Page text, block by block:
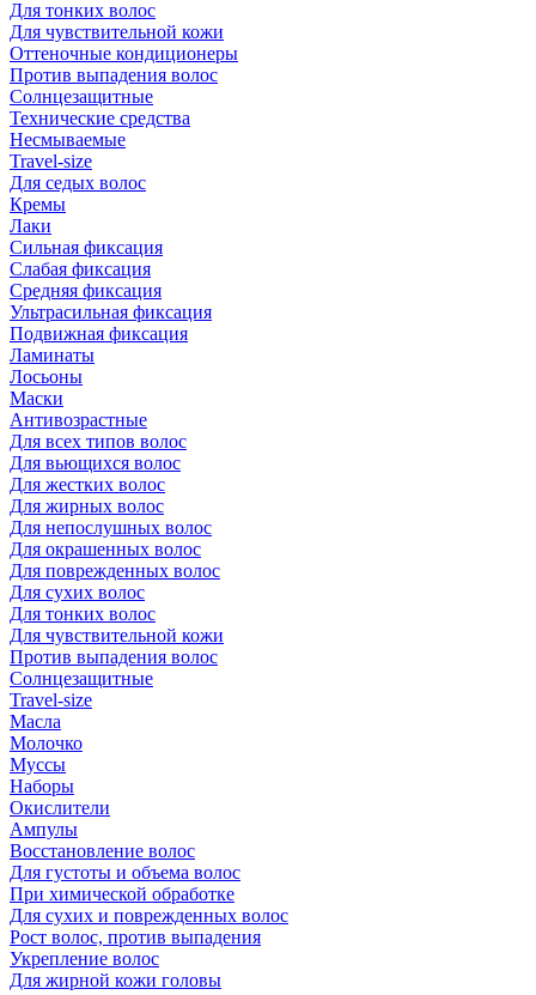
Для тонких волос
Для чувствительной кожи
Оттеночные кондиционеры
Против выпадения волос
Солнцезащитные
Технические средства
Несмываемые
Travel-size
Для седых волос
Кремы
Лаки
Сильная фиксация
Слабая фиксация
Средняя фиксация
Ультрасильная фиксация
Подвижная фиксация
Ламинаты
Лосьоны
Маски
Антивозрастные
Для всех типов волос
Для вьющихся волос
Для жестких волос
Для жирных волос
Для непослушных волос
Для окрашенных волос
Для поврежденных волос
Для сухих волос
Для тонких волос
Для чувствительной кожи
Против выпадения волос
Солнцезащитные
Travel-size
Масла
Молочко
Муссы
Наборы
Окислители
Ампулы
Восстановление волос
Для густоты и объема волос
При химической обработке
Для сухих и поврежденных волос
Рост волос, против выпадения
Укрепление волос
Для жирной кожи головы